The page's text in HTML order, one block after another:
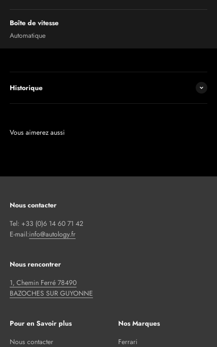
Boîte de vitesse
Automatique
Historique
Nous contacter
Tel: +33 (0)6 14 60 71 42
E-mail:info@autology.fr
Nous rencontrer
1, Chemin Ferré 78490
BAZOCHES SUR GUYONNE
Pour en Savoir plus
Nous contacter
Nos Marques
Ferrari